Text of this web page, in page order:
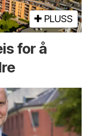
PLUSS
for å